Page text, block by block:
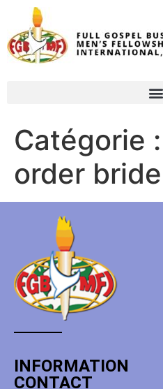
Catégorie :
order
INFORMATION
CONTACT